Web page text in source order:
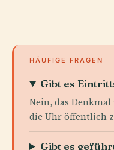
HÄUFIGE FRAGEN
Gibt es
Nein, das
die Uhr öffentlich
Gibt es